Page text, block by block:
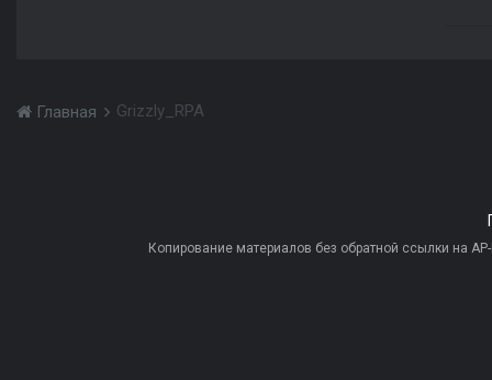
Главная Grizzly_RPA
Копирование материалов без обратной ссылки на